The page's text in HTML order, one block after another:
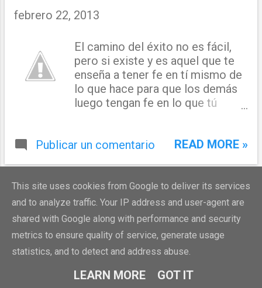
febrero 22, 2013
El camino del éxito no es fácil,
pero si existe y es aquel que te
enseña a tener fe en tí mismo de
lo que hace para que los demás
luego tengan fe en lo que tú
Publicar un comentario
READ MORE »
Con la tecnología de Blogger
This site uses cookies from Google to deliver its services
and to analyze traffic. Your IP address and user-agent are
shared with Google along with performance and security
metrics to ensure quality of service, generate usage
statistics, and to detect and address abuse.
LEARN MORE GOT IT